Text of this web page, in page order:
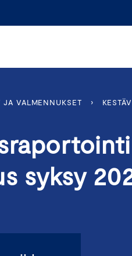
JA VALMENNUKSET ›
syksy